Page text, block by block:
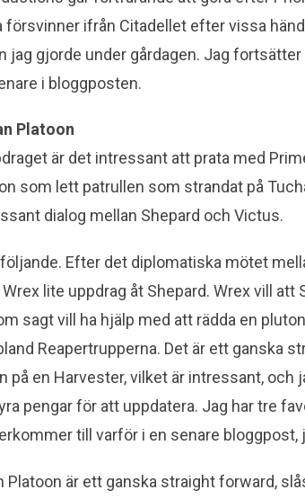
försvinner ifrån Citadellet efter vissa
jag gjorde under gårdagen. Jag
i bloggposten.
Platoon
är det intressant att prata med
som lett patrullen som strandat på
dialog mellan Shepard och Victus.
Efter det diplomatiska mötet
lite uppdrag åt Shepard. Wrex vill
sagt vill ha hjälp med att rädda en
Reapertrupperna. Det är ett ganska
på en Harvester, vilket är intressant, och
pengar för att uppdatera. Jag har tre
till varför i en senare bloggpost,
Platoon är ett ganska straight forward,